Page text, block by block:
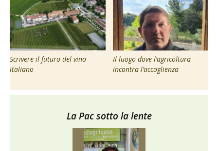
Scrivere il futuro del vino
italiano
Il luogo dove l’agricoltura
incontra l’accoglienza
La Pac sotto la lente